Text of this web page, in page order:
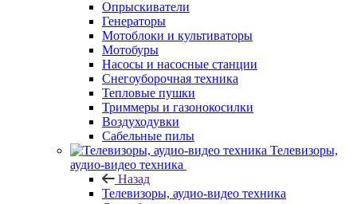
Опрыскиватели
Генераторы
Мотоблоки и культиваторы
Мотобуры
Насосы и насосные станции
Снегоуборочная техника
Тепловые пушки
Триммеры и газонокосилки
Воздуходувки
Сабельные пилы
Телевизоры,
аудио-видео техника
Назад
Телевизоры, аудио-видео техника